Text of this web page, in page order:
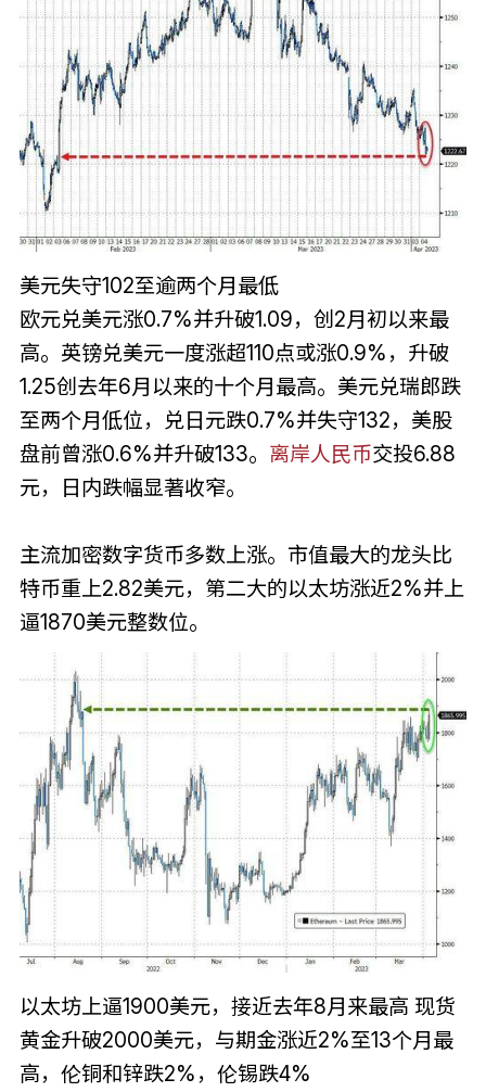
美元失守102至逾两个月最低
欧元兑美元涨0.7%并升破1.09，创2月初以来最
高。英镑兑美元一度涨超110点或涨0.9%，升破
1.25创去年6月以来的十个月最高。美元兑瑞郎跌
至两个月低位，兑日元跌0.7%并失守132，美股
盘前曾涨0.6%并升破133。 离岸人民币交投6.88
元，日内跌幅显著收窄。
主流加密数字货币多数上涨。市值最大的龙头比
特币重上2.82美元，第二大的以太坊涨近2%并上
逼1870美元整数位。
以太坊上逼1900美元，接近去年8月来最高 现货
黄金升破2000美元，与期金涨近2%至13个月最
高，伦铜和锌跌2%，伦锡跌4%